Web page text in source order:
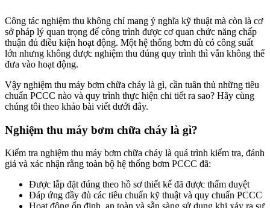
Công tác nghiệm thu không chỉ mang ý nghĩa kỹ thuật mà còn là cơ
sở pháp lý quan trọng để công trình được cơ quan chức năng chấp
thuận đủ điều kiện hoạt động. Một hệ thống bơm dù có công suất
lớn nhưng không được nghiệm thu đúng quy trình thì vẫn không thể
đưa vào hoạt động.
Vậy nghiệm thu máy bơm chữa cháy là gì, cần tuân thủ những tiêu
chuẩn PCCC nào và quy trình thực hiện chi tiết ra sao? Hãy cùng
chúng tôi theo khảo bài viết dưới đây.
Nghiệm thu máy bơm chữa cháy là gì?
Kiểm tra nghiệm thu máy bơm chữa cháy là quá trình kiểm tra, đánh
giá và xác nhận rằng toàn bộ hệ thống bơm PCCC đã:
Được lắp đặt đúng theo hồ sơ thiết kế đã được thẩm duyệt
Đáp ứng đầy đủ các tiêu chuẩn kỹ thuật và quy chuẩn PCCC